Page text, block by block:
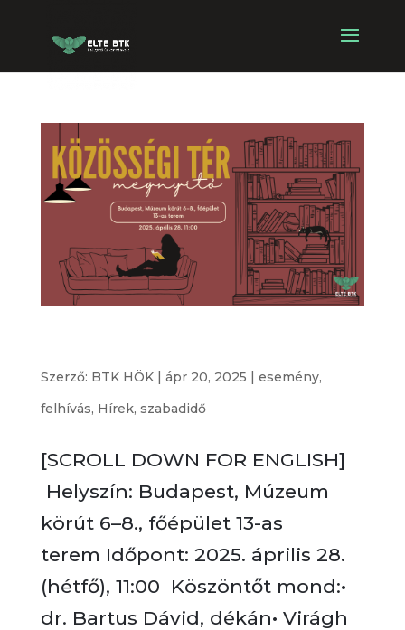
Szerző: BTK HÖK| ápr 20, 2025 | esemény,
felhívás, Hírek, szabadidő
[SCROLL DOWN FOR ENGLISH]
Helyszín: Budapest, Múzeum
körút 6–8., főépület 13-as
terem Időpont: 2025. április 28.
(hétfő), 11:00 Köszöntőt mond:•
dr. Bartus Dávid, dékán• Virágh